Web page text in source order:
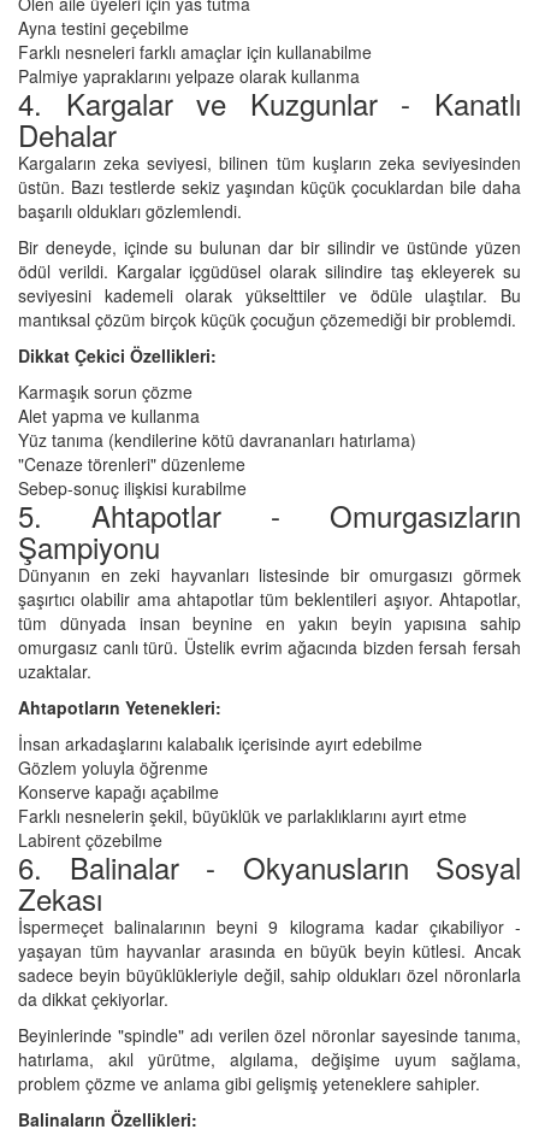
Ayna testini geçebilme
Farklı nesneleri farklı amaçlar için kullanabilme
Palmiye yapraklarını yelpaze olarak kullanma
4. Kargalar ve Kuzgunlar - Kanatlı
Dehalar
Kargaların zeka seviyesi, bilinen tüm kuşların zeka seviyesinden
üstün. Bazı testlerde sekiz yaşından küçük çocuklardan bile daha
başarılı oldukları gözlemlendi.
Bir deneyde, içinde su bulunan dar bir silindir ve üstünde yüzen
ödül verildi. Kargalar içgüdüsel olarak silindire taş ekleyerek su
seviyesini kademeli olarak yükselttiler ve ödüle ulaştılar. Bu
mantıksal çözüm birçok küçük çocuğun çözemediği bir problemdi.
Dikkat Çekici Özellikleri:
Karmaşık sorun çözme
Alet yapma ve kullanma
Yüz tanıma (kendilerine kötü davrananları hatırlama)
"Cenaze törenleri" düzenleme
Sebep-sonuç ilişkisi kurabilme
5. Ahtapotlar - Omurgasızların
Şampiyonu
Dünyanın en zeki hayvanları listesinde bir omurgasızı görmek
şaşırtıcı olabilir ama ahtapotlar tüm beklentileri aşıyor. Ahtapotlar,
tüm dünyada insan beynine en yakın beyin yapısına sahip
omurgasız canlı türü. Üstelik evrim ağacında bizden fersah fersah
uzaktalar.
Ahtapotların Yetenekleri:
İnsan arkadaşlarını kalabalık içerisinde ayırt edebilme
Gözlem yoluyla öğrenme
Konserve kapağı açabilme
Farklı nesnelerin şekil, büyüklük ve parlaklıklarını ayırt etme
Labirent çözebilme
6. Balinalar - Okyanusların Sosyal
Zekası
İspermeçet balinalarının beyni 9 kilograma kadar çıkabiliyor -
yaşayan tüm hayvanlar arasında en büyük beyin kütlesi. Ancak
sadece beyin büyüklükleriyle değil, sahip oldukları özel nöronlarla
da dikkat çekiyorlar.
Beyinlerinde "spindle" adı verilen özel nöronlar sayesinde tanıma,
hatırlama, akıl yürütme, algılama, değişime uyum sağlama,
problem çözme ve anlama gibi gelişmiş yeteneklere sahipler.
Balinaların Özellikleri: